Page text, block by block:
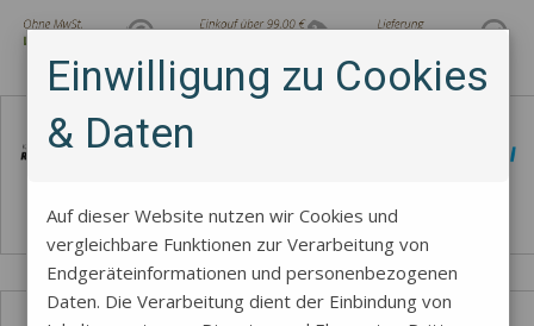
Einwilligung zu Cookies
& Daten
Auf dieser Website nutzen wir Cookies und
vergleichbare Funktionen zur Verarbeitung von
Endgeräteinformationen und personenbezogenen
Daten. Die Verarbeitung dient der Einbindung von